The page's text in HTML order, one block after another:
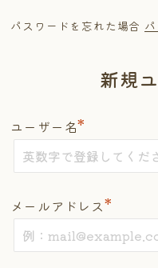
パスワードを忘れた場合
新規
ユーザー名*
メールアドレス*